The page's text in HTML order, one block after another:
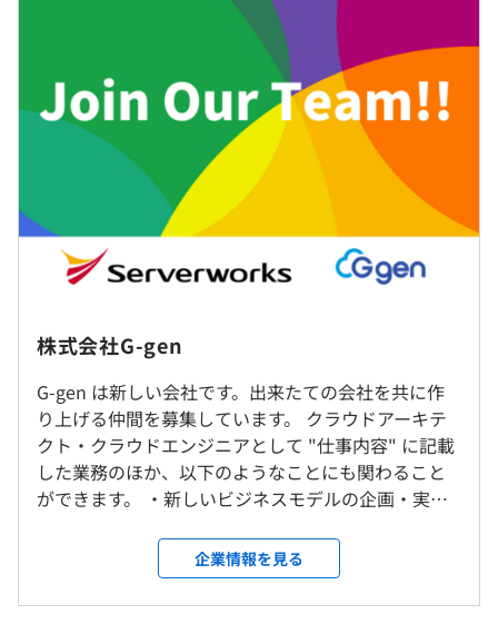
◎生成AIの実装によるビジネス変革の実現
生成AIによるビジネス変革を、専門技術と伴走支援で加速
させます。変化の激しい最新のAIテクノロジーを、お客様
の固有の課題や既存システムに合わせて最適に実装。導入
から内製化までをトータルにサポートすることで、お客様
が持続的な競争力を獲得するための変革を支援します。
◎マルチクラウド戦略と組織を支える伴走支援
親会社のAWSの専門知識を生かしたマルチクラウド戦略
ストップで対応。お客様のチームの一員として深く入り込
み、クラウド時代のビジネス成長を継続的にバックアップ
します。
◆当社のGoogle Cloudサービス
・Google Cloud 請求代行
・Google Cloud スターターパック
◎業務に応じて取引先への訪問や半期に1度、東京での全
社イベントが発生します（発生費用は全額会社負担、出張
の場合には日当あり）
就業場所の変更範囲
＜雇入時＞
東京本社、および自宅
会社の定める場所（リモートワークをおこなう場所を含
■月給：666,667円〜1,000,000円（固定残業代を含む）
・基本給：540,084円〜810,126円
・固定残業手当：年間360時間／月30時間分、月126,583
円〜189,874円
※超過分は別途支給いたします。
想定年収は年収提示額を保証するものではありません）
■コアタイム：なし
■所定労働時間：労働日×8時間
◎22時〜5時を除く時間で自由に働けます！9時〜10時く
らいに始業する社員が多いですが、子育て世代などは育児
の都合に合わせて始業／終業／中抜け時間を調整している
休憩時間：60分 ※昼食時間は業務の都合により各々の自
株式会社G-gen
G-gen は新しい会社です。出来たての会社を共に作
り上げる仲間を募集しています。 クラウドアーキテ
クト・クラウドエンジニアとして "仕事内容" に記載
した業務のほか、以下のようなことにも関わること
ができます。 ・新しいビジネスモデルの企画・実施
い、チーム体制の更なる強化が必要となっています。
技術力と情熱を持った仲間と共に、急成長するクラ
企業情報を見る